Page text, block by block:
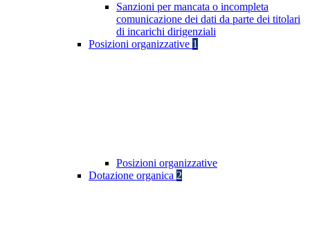
Sanzioni per mancata o incompleta
comunicazione dei dati da parte dei titolari
di incarichi dirigenziali
Posizioni organizzative 1
Posizioni organizzative
Dotazione organica 2